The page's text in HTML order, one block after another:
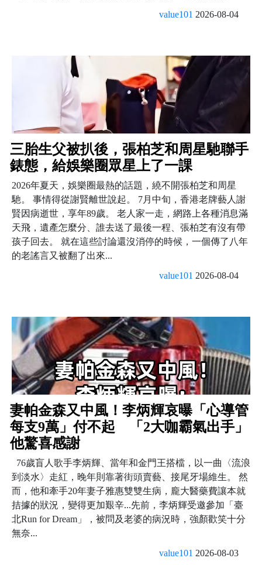
value101 2026-08-04
三胎生父被扒後，張柏芝和周星馳聯手
錶態，給娛樂圈眾星上了一課
2026年夏天，娛樂圈最熱的話題，繞不開張柏芝和周星
馳。 事情得從謝賢離世說起。 7月中旬，香港老牌藝人謝
賢因病逝世，享年89歲。 老人家一走，網路上各種消息滿
天飛，遺產怎麼分、誰去送了最後一程、張柏芝有沒有帶
孩子回去。 就在這些討論還沒消停的時候，一個傳了八年
的老謠言又被翻了出來...
value101 2026-08-04
妻帕金森又中風！李炳輝哀曝「心導管
每支9萬」付不起 「2大咖霸氣出手」
他驚喜感謝
76歲盲人歌手李炳輝、當年和金門王搭檔，以一曲〈流浪
到淡水〉走紅，晚年則靠著街頭賣藝、接尾牙場維生。 然
而，他和牽手20年妻子雅惠雙雙生病，龐大醫藥費讓本就
拮據的狀況，變得更加艱辛...先前，李炳輝受邀參加「臺
北Run for Dream」，被問及老婆的病況時，強顏歡笑十分
無奈...
value101 2026-08-03